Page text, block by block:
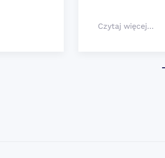
Czytaj więcej…